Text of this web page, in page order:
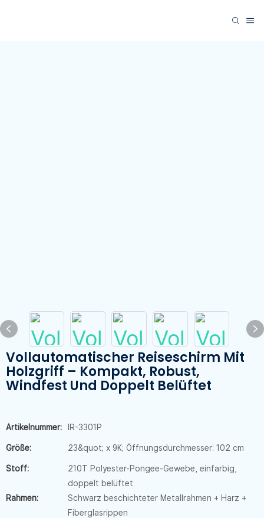
Vollautomatischer Reiseschirm Mit
Holzgriff – Kompakt, Robust,
Windfest Und Doppelt Belüftet
Artikelnummer: IR-3301P
Größe: 23&quot; x 9K; Öffnungsdurchmesser: 102 cm
Stoff:
210T Polyester-Pongee-Gewebe, einfarbig,
doppelt belüftet
Rahmen:
Schwarz beschichteter Metallrahmen + Harz +
Fiberglasrippen